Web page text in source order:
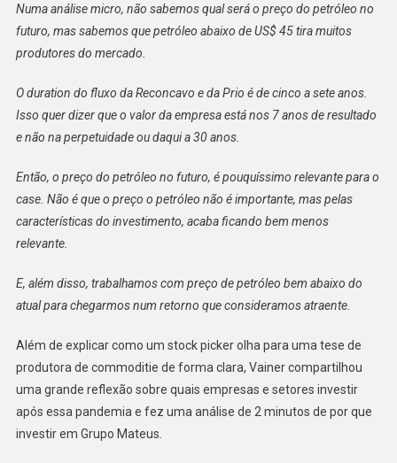
Numa análise micro, não sabemos qual será o preço do petróleo no
futuro, mas sabemos que petróleo abaixo de US$ 45 tira muitos
produtores do mercado.
O duration do fluxo da Reconcavo e da Prio é de cinco a sete anos.
Isso quer dizer que o valor da empresa está nos 7 anos de resultado
e não na perpetuidade ou daqui a 30 anos.
Então, o preço do petróleo no futuro, é pouquíssimo relevante para o
case. Não é que o preço o petróleo não é importante, mas pelas
características do investimento, acaba ficando bem menos
relevante.
E, além disso, trabalhamos com preço de petróleo bem abaixo do
atual para chegarmos num retorno que consideramos atraente.
Além de explicar como um stock picker olha para uma tese de
produtora de commoditie de forma clara, Vainer compartilhou
uma grande reflexão sobre quais empresas e setores investir
após essa pandemia e fez uma análise de 2 minutos de por que
investir em Grupo Mateus.